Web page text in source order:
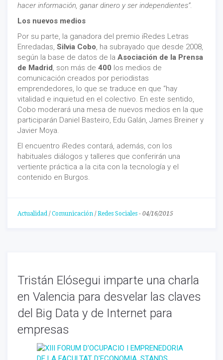
hacer información, ganar dinero y ser independientes”.
Los nuevos medios
Por su parte, la ganadora del premio iRedes Letras
Enredadas, Silvia Cobo, ha subrayado que desde 2008,
según la base de datos de la Asociación de la Prensa
de Madrid, son más de 400 los medios de
comunicación creados por periodistas
emprendedores, lo que se traduce en que “hay
vitalidad e inquietud en el colectivo. En este sentido,
Cobo moderará una mesa de nuevos medios en la que
participarán Daniel Basteiro, Edu Galán, James Breiner y
Javier Moya.
El encuentro iRedes contará, además, con los
habituales diálogos y talleres que conferirán una
vertiente práctica a la cita con la tecnología y el
contenido en Burgos.
Actualidad /Comunicación /Redes Sociales - 04/16/2015
Tristán Elósegui imparte una charla
en Valencia para desvelar las claves
del Big Data y de Internet para
empresas